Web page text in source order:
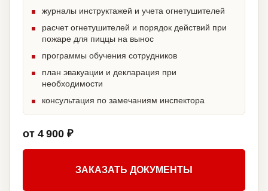
журналы инструктажей и учета огнетушителей
расчет огнетушителей и порядок действий при
пожаре для пиццы на вынос
программы обучения сотрудников
план эвакуации и декларация при
необходимости
консультация по замечаниям инспектора
от 4 900 ₽
ЗАКАЗАТЬ ДОКУМЕНТЫ